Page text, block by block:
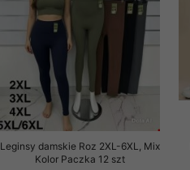
Leginsy damskie Roz 2XL-6XL, Mix
Kolor Paczka 12 szt